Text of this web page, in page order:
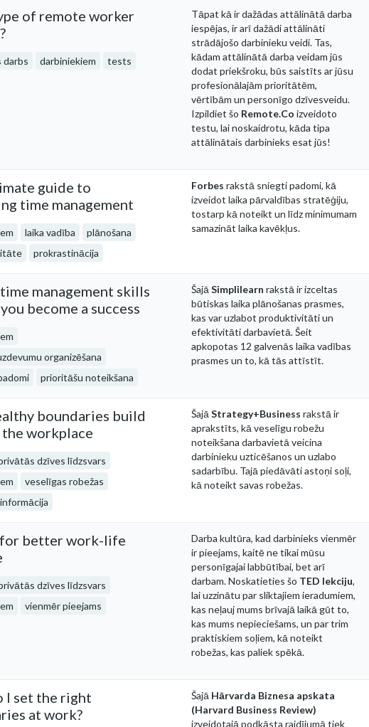
of remote worker
darbiniekiem tests
Tāpat kā ir dažādas attālinātā darba
iespējas, ir arī dažādi attālināti
strādājošo darbinieku veidi. Tas,
kādam attālinātā darba veidam jūs
dodat priekšroku, būs saistīts ar jūsu
profesionālajām prioritātēm,
vērtībām un personīgo dzīvesveidu.
Izpildiet šo Remote.Co izveidoto
testu, lai noskaidrotu, kāda tipa
attālinātais darbinieks esat jūs!
guide to
time management
laika vadība
plānošana
prokrastinācija
Forbes rakstā sniegti padomi, kā
izveidot laika pārvaldības stratēģiju,
tostarp kā noteikt un līdz minimumam
samazināt laika kavēkļus.
management skills
become a success
organizēšana
prioritāšu noteikšana
ŠajāSimplilearn rakstā ir izceltas
būtiskas laika plānošanas prasmes,
kas var uzlabot produktivitāti un
efektivitāti darbavietā. Šeit
apkopotas 12 galvenās laika vadības
prasmes un to, kā tās attīstīt.
boundaries build
workplace
dzīves līdzsvars
veselīgas robežas
ŠajāStrategy+Business rakstā ir
aprakstīts, kā veselīgu robežu
noteikšana darbavietā veicina
darbinieku uzticēšanos un uzlabo
sadarbību. Tajā piedāvāti astoņi soļi,
kā noteikt savas robežas.
better work-life
dzīves līdzsvars
vienmēr pieejams
Darba kultūra, kad darbinieks vienmēr
ir pieejams, kaitē ne tikai mūsu
personīgajai labbūtībai, bet arī
darbam. Noskatieties šo TED lekciju,
lai uzzinātu par sliktajiem ieradumiem,
kas neļauj mums brīvajā laikā gūt to,
kas mums nepieciešams, un par trim
praktiskiem soļiem, kā noteikt
robežas, kas paliek spēkā.
I set the right
at work?
Šajā Hārvarda Biznesa apskata
(Harvard Business Review)
izveidotajā podkāsta raidījumā tiek